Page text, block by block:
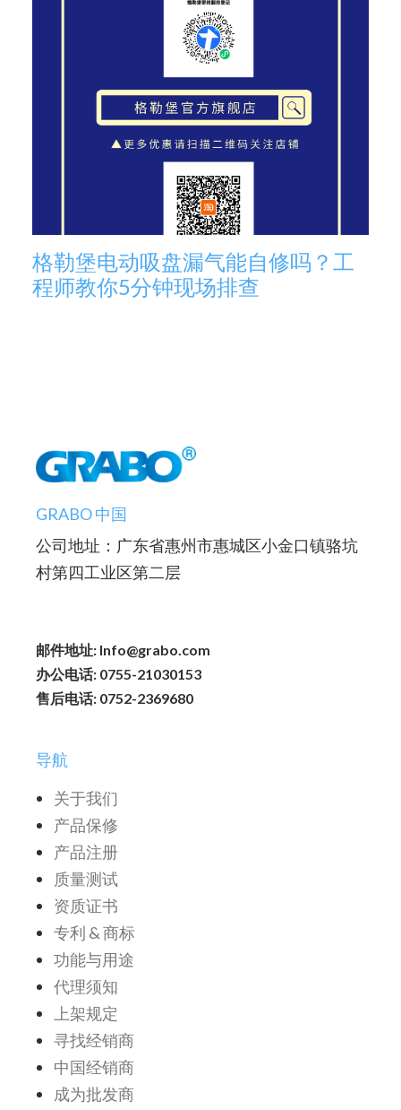
格勒堡电动吸盘漏气能自修吗？工
程师教你5分钟现场排查
GRABO 中国
公司地址：广东省惠州市惠城区小金口镇骆坑
村第四工业区第二层
邮件地址: Info@grabo.com
办公电话: 0755-21030153
售后电话: 0752-2369680
导航
关于我们
产品保修
产品注册
质量测试
资质证书
专利 & 商标
功能与用途
代理须知
上架规定
寻找经销商
中国经销商
成为批发商